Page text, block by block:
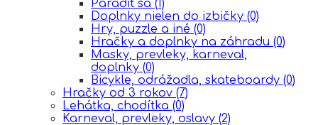
Parádiť sa (1)
Doplnky nielen do izbičky (0)
Hry, puzzle a iné (0)
Hračky a doplnky na záhradu (0)
Masky, prevleky, karneval,
doplnky (0)
Bicykle, odrážadla, skateboardy (0)
Hračky od 3 rokov (7)
Lehátka, chodítka (0)
Karneval, prevleky, oslavy (2)